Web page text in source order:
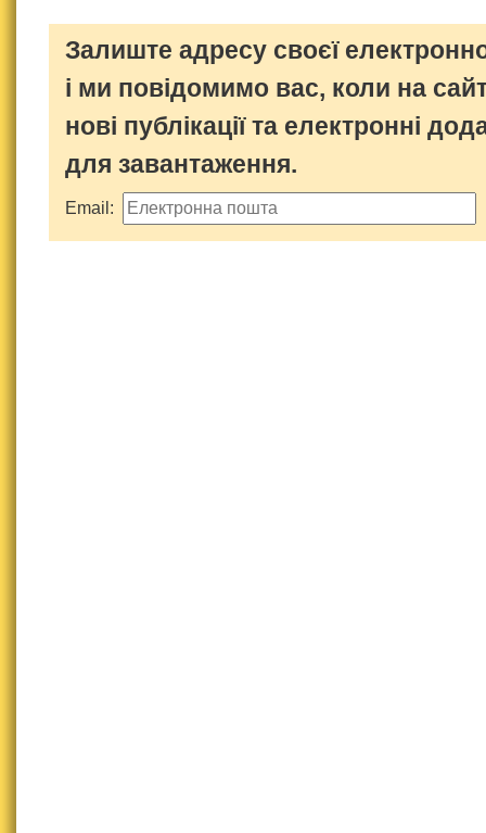
Залиште адресу своєї
і ми повідомимо вас, коли на
нові публікації та електронні
для завантаження.
Email: